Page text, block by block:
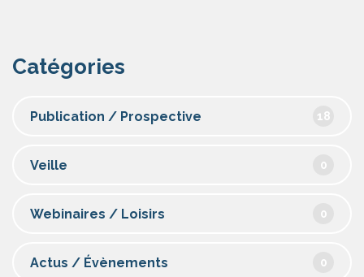
Catégories
Publication / Prospective 18
Veille 0
Webinaires / Loisirs 0
Actus / Évènements 0